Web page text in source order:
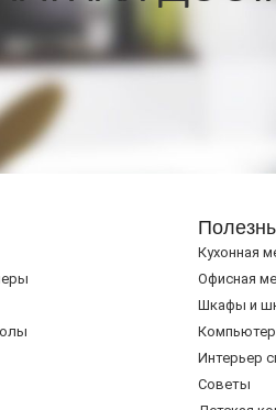
Кухонная
Офисная
Шкафы и
Интерьер
Советы